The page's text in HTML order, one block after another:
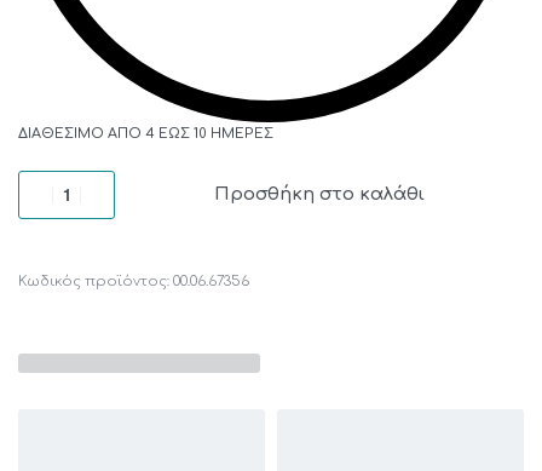
ΔΙΑΘΈΣΙΜΟ ΑΠΌ 4 ΈΩΣ 10 ΗΜΈΡΕΣ
Προσθήκη στο καλάθι
00.06.67356